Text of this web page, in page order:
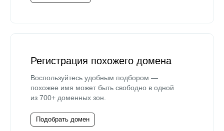
Регистрация похожего домена
Воспользуйтесь удобным подбором —
похожее имя может быть свободно в одной
из 700+ доменных зон.
Подобрать домен